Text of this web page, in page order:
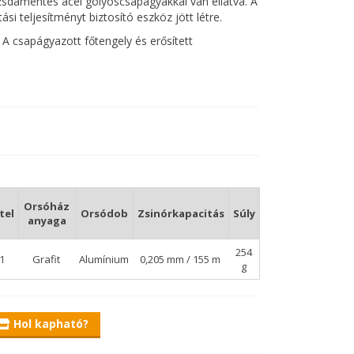
teljesítményt biztosító eszköz jött létre.
csapágyazott főtengely és erősített
a halak összes kirohanásával szemben.
hosszú távon.
annak kisebb szakítószilárdságával. A horogra
elforgatásával a fékerő tetszőlegesen
Orsóház
anyaga
Orsódob Zsinórkapacitás Súly
Grafit Alumínium 0,205 mm / 155 m
254
g
Hol kapható?